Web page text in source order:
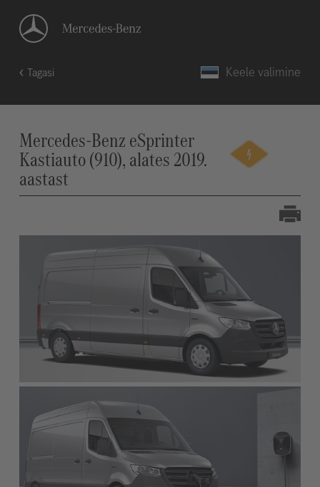
Tagasi Keele valimine
Mercedes-Benz eSprinter
Kastiauto (910), alates 2019.
aastast